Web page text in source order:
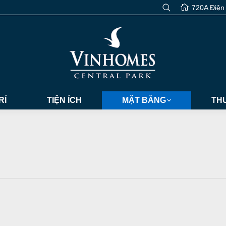
720A Điện
TIỆN ÍCH MẶT BẰNG